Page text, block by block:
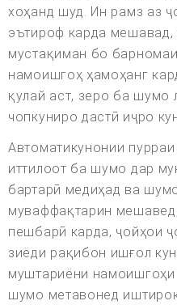
хоҳанд шуд. Ин рамз аз
эътироф карда мешавад,
мустақиман бо
намоишгоҳ ҳамоҳанг
қулай аст, зеро ба шумо
чопкуниро дастӣ иҷро
Автоматикунонии
иттилоот ба шумо дар
бартарӣ медиҳад ва
муваффақтарин
пешбарӣ карда, ҷойҳои
зиёди рақибон ишғол
муштариёни намоишгоҳи
шумо метавонед